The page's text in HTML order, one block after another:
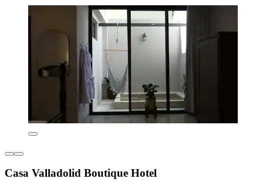
Casa Valladolid Boutique Hotel